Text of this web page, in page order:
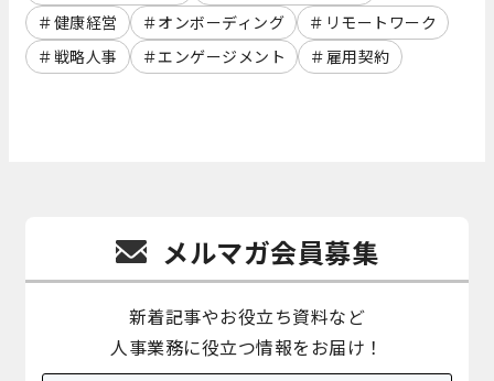
健康経営
オンボーディング
リモートワーク
戦略人事
エンゲージメント 雇用契約
メルマガ会員募集
新着記事やお役立ち資料など
人事業務に役立つ情報をお届け！